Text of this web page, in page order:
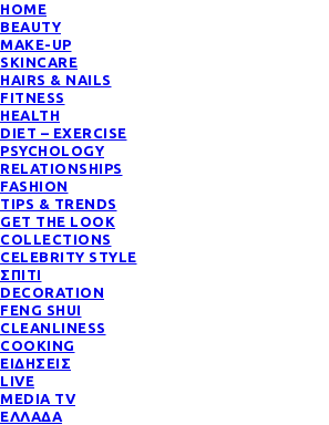
HOME
BEAUTY
MAKE-UP
SKINCARE
HAIRS & NAILS
FITNESS
HEALTH
DIET – EXERCISE
PSYCHOLOGY
RELATIONSHIPS
FASHION
TIPS & TRENDS
GET THE LOOK
COLLECTIONS
CELEBRITY STYLE
ΣΠΙΤΙ
DECORATION
FENG SHUI
CLEANLINESS
COOKING
ΕΙΔΗΣΕΙΣ
LIVE
MEDIA TV
ΕΛΛΑΔΑ